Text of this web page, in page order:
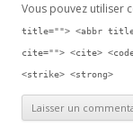
Vous pouvez utiliser
title=""> <abbr
cite=""> <cite>
<strike> <strong>